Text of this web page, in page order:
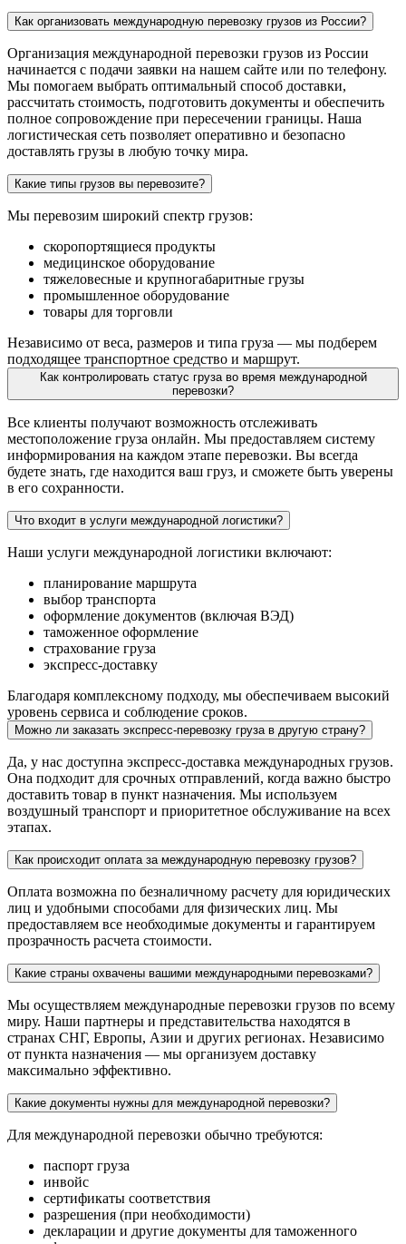
Как организовать международную перевозку грузов из России?
Организация международной перевозки грузов из России
начинается с подачи заявки на нашем сайте или по телефону.
Мы помогаем выбрать оптимальный способ доставки,
рассчитать стоимость, подготовить документы и обеспечить
полное сопровождение при пересечении границы. Наша
логистическая сеть позволяет оперативно и безопасно
доставлять грузы в любую точку мира.
Какие типы грузов вы перевозите?
Мы перевозим широкий спектр грузов:
скоропортящиеся продукты
медицинское оборудование
тяжеловесные и крупногабаритные грузы
промышленное оборудование
товары для торговли
Независимо от веса, размеров и типа груза — мы подберем
подходящее транспортное средство и маршрут.
Как контролировать статус груза во время международной
перевозки?
Все клиенты получают возможность отслеживать
местоположение груза онлайн. Мы предоставляем систему
информирования на каждом этапе перевозки. Вы всегда
будете знать, где находится ваш груз, и сможете быть уверены
в его сохранности.
Что входит в услуги международной логистики?
Наши услуги международной логистики включают:
планирование маршрута
выбор транспорта
оформление документов (включая ВЭД)
таможенное оформление
страхование груза
экспресс-доставку
Благодаря комплексному подходу, мы обеспечиваем высокий
уровень сервиса и соблюдение сроков.
Можно ли заказать экспресс-перевозку груза в другую страну?
Да, у нас доступна экспресс-доставка международных грузов.
Она подходит для срочных отправлений, когда важно быстро
доставить товар в пункт назначения. Мы используем
воздушный транспорт и приоритетное обслуживание на всех
этапах.
Как происходит оплата за международную перевозку грузов?
Оплата возможна по безналичному расчету для юридических
лиц и удобными способами для физических лиц. Мы
предоставляем все необходимые документы и гарантируем
прозрачность расчета стоимости.
Какие страны охвачены вашими международными перевозками?
Мы осуществляем международные перевозки грузов по всему
миру. Наши партнеры и представительства находятся в
странах СНГ, Европы, Азии и других регионах. Независимо
от пункта назначения — мы организуем доставку
максимально эффективно.
Какие документы нужны для международной перевозки?
Для международной перевозки обычно требуются:
паспорт груза
инвойс
сертификаты соответствия
разрешения (при необходимости)
декларации и другие документы для таможенного